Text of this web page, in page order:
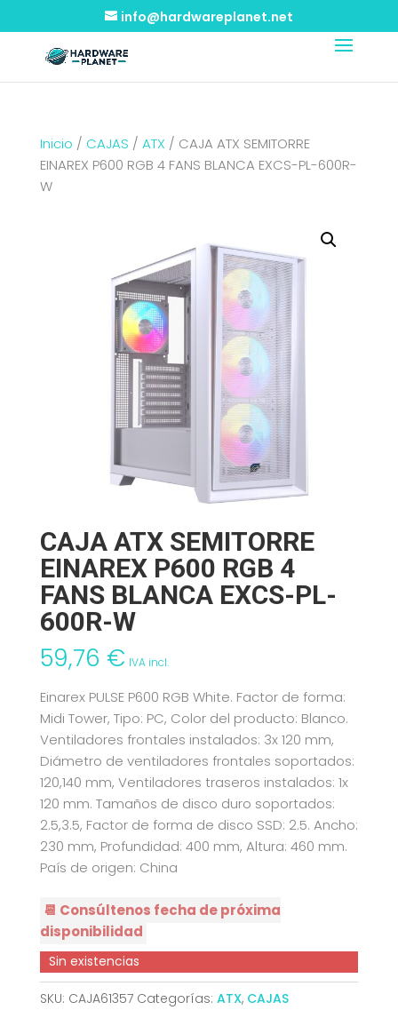
info@hardwareplanet.net
Inicio / CAJAS / ATX / CAJA ATX SEMITORRE
EINAREX P600 RGB 4 FANS BLANCA EXCS-PL-600R-
W
CAJA ATX SEMITORRE
EINAREX P600 RGB 4
FANS BLANCA EXCS-PL-
600R-W
59,76 € IVA incl.
Einarex PULSE P600 RGB White. Factor de forma:
Midi Tower, Tipo: PC, Color del producto: Blanco.
Ventiladores frontales instalados: 3x 120 mm,
Diámetro de ventiladores frontales soportados:
120,140 mm, Ventiladores traseros instalados: 1x
120 mm. Tamaños de disco duro soportados:
2.5,3.5, Factor de forma de disco SSD: 2.5. Ancho:
230 mm, Profundidad: 400 mm, Altura: 460 mm.
País de origen: China
📆 Consúltenos fecha de próxima
disponibilidad
Sin existencias
SKU: CAJA61357 Categorías: ATX, CAJAS